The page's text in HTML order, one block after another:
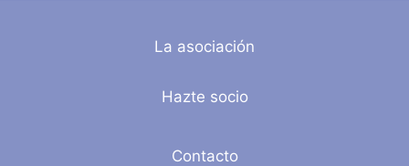
La asociación
Hazte socio
Contacto